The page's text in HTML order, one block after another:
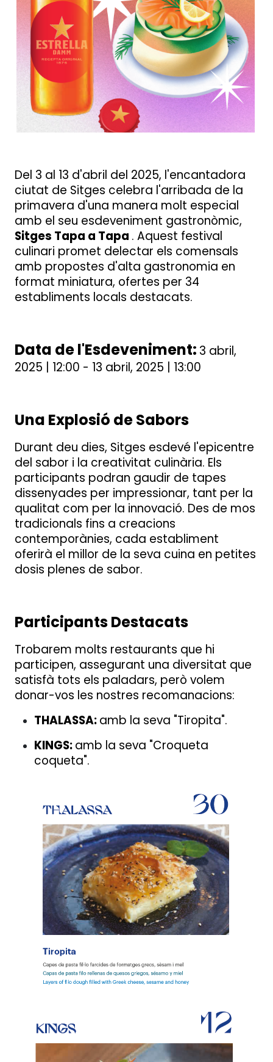
Del 3 al 13 d'abril del 2025, l'encantadora
ciutat de Sitges celebra l'arribada de la
primavera d'una manera molt especial
amb el seu esdeveniment gastronòmic,
Sitges Tapa a Tapa . Aquest festival
culinari promet delectar els comensals
amb propostes d'alta gastronomia en
format miniatura, ofertes per 34
establiments locals destacats.
Data de l'Esdeveniment: 3 abril,
2025 | 12:00 - 13 abril, 2025 | 13:00
Una Explosió de Sabors
Durant deu dies, Sitges esdevé l'epicentre
del sabor i la creativitat culinària. Els
participants podran gaudir de tapes
dissenyades per impressionar, tant per la
qualitat com per la innovació. Des de mos
tradicionals fins a creacions
contemporànies, cada establiment
oferirà el millor de la seva cuina en petites
dosis plenes de sabor.
Participants Destacats
Trobarem molts restaurants que hi
participen, assegurant una diversitat que
satisfà tots els paladars, però volem
donar-vos les nostres recomanacions:
THALASSA:amb la seva "Tiropita".
KINGS:amb la seva "Croqueta
coqueta".